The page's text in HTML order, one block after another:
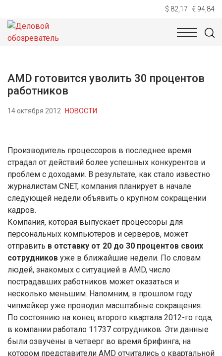
$ 82,17 € 94,84
НОВОСТИ
AMD готовится уволить 30 процентов
работников
14 октября 2012 НОВОСТИ
Производитель процессоров в последнее время
страдал от действий более успешных конкурентов и
проблем с доходами. В результате, как стало известно
журналистам CNET, компания планирует в начале
следующей недели объявить о крупном сокращении
кадров.
Компания, которая выпускает процессоры для
персональных компьютеров и серверов, может
отправить в отставку от 20 до 30 процентов своих
сотрудников уже в ближайшие недели. По словам
людей, знакомых с ситуацией в AMD, число
пострадавших работников может оказаться и
несколько меньшим. Напомним, в прошлом году
чипмейкер уже проводил масштабные сокращения.
По состоянию на конец второго квартала 2012-го года,
в компании работало 11737 сотрудников. Эти данные
были озвучены в четверг во время брифинга, на
котором представители AMD отчитались о квартальной